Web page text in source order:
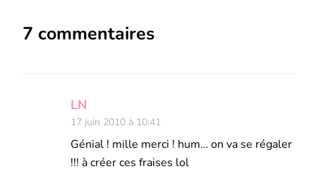
7 commentaires
LN
17 juin 2010 à 10:41
Génial ! mille merci ! hum… on va se régaler
!!! à créer ces fraises lol